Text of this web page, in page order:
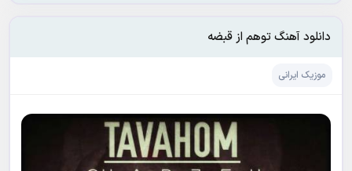
دانلود آهنگ توهم از قبضه
موزیک ایرانی